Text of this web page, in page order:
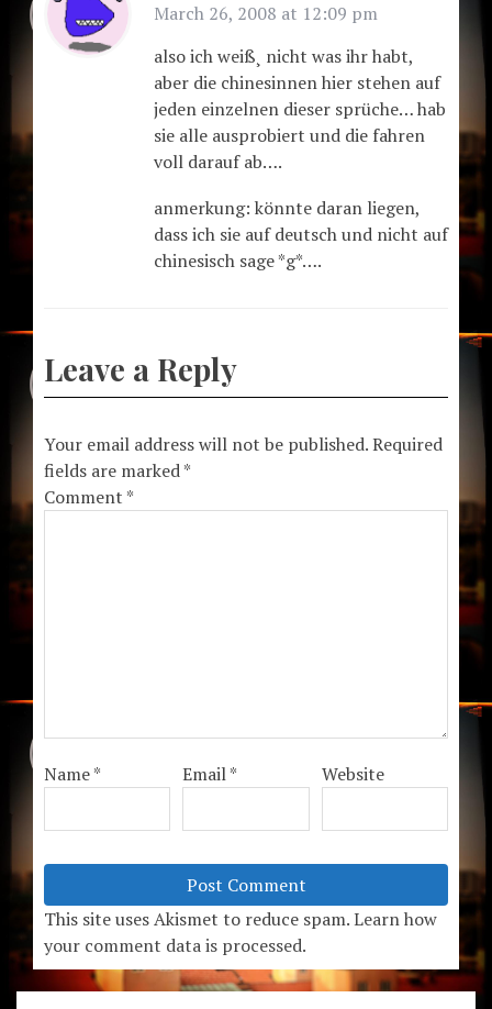
March 26, 2008 at 12:09 pm
also ich weiß¸ nicht was ihr habt,
aber die chinesinnen hier stehen auf
jeden einzelnen dieser sprüche… hab
sie alle ausprobiert und die fahren
voll darauf ab….
anmerkung: könnte daran liegen,
dass ich sie auf deutsch und nicht auf
chinesisch sage *g*….
Leave a Reply
Your email address will not be published.Required
fields are marked*
Comment *
Name* Email* Website
This site uses Akismet to reduce spam.Learn how
your comment data is processed.